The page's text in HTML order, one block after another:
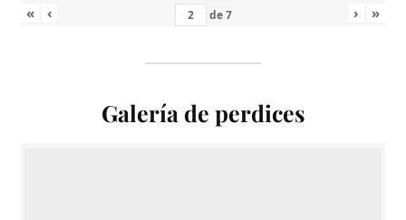
« ‹ de7 › »
Galería de perdices